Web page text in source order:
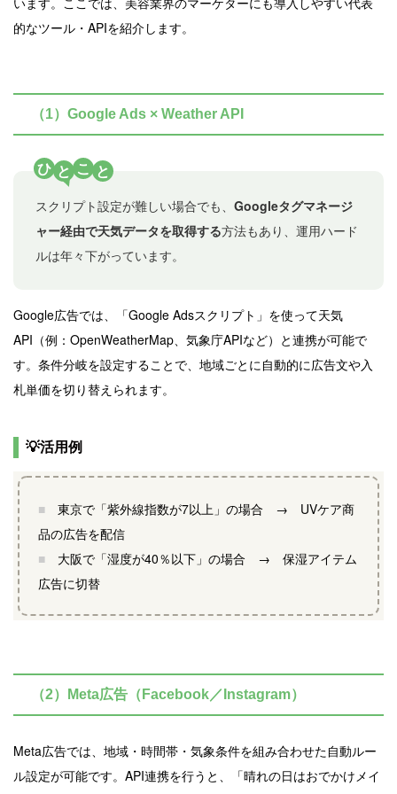
的なツール・APIを紹介します。
（1）Google Ads × Weather API
ひ と こ と
スクリプト設定が難しい場合でも、 Googleタグマネージ
ャー経由で天気データを取得する方法もあり、運用ハード
ルは年々下がっています。
Google広告では、「Google Adsスクリプト」を使って天気
API（例：OpenWeatherMap、気象庁APIなど）と連携が可能で
す。条件分岐を設定することで、地域ごとに自動的に広告文や入
札単価を切り替えられます。
💡活用例
■
東京で「紫外線指数が7以上」の場合 → UVケア商
品の広告を配信
■
大阪で「湿度が40％以下」の場合 → 保湿アイテム
広告に切替
（2）Meta広告（Facebook／Instagram）
Meta広告では、地域・時間帯・気象条件を組み合わせた自動ルー
ル設定が可能です。API連携を行うと、「晴れの日はおでかけメイ